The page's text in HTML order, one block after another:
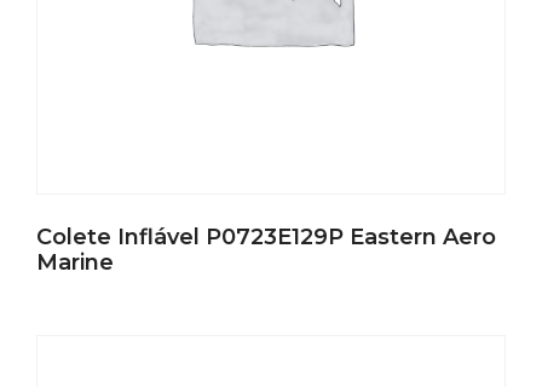
Colete Inflável P0723E129P Eastern Aero
Marine